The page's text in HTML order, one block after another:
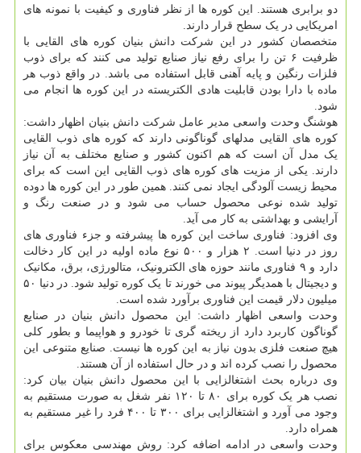
دو برابری هستند. این کوره ها از نظر فناوری و کیفیت با نمونه های
امریکایی در یک سطح قرار دارند.
متخصصان کشور در این شرکت دانش بنیان کوره های القایی با
ظرفیت ۶ تن را برای رفع نیاز صنایع تولید می کنند که برای ذوب
فلزات رنگین و پایه آهنی قابل استفاده می باشد. در واقع ذوب هر
ماده با دارا بودن قابلیت هادی الکتریسته در این کوره ها انجام می
شود.
هوشنگ وحدت واسعی مدیر عامل شرکت دانش بنیان اظهار داشت:
کوره های القایی مدلهای گوناگونی دارند که کوره های ذوب القایی
یک مدل آن است که هم اکنون کشور و صنایع مختلف به آن نیاز
دارند. یکی از مزیت های کوره های ذوب القایی این است که برای
محیط زیست آلودگی ایجاد نمی کنند. همین طور در این کوره ها دوده
تولید شده نوعی محصول حساب می شود و در صنعت رنگ و
آرایشی و بهداشتی به کار می آید.
وی افزود: فناوری ساخت این کوره ها پیشرفته و جزء فناوری های
روز در دنیا است. ۲ هزار و ۵۰۰ نوع ماده اولیه در این کار دخالت
دارد و ۹ فناوری مانند حوزه های الکترونیک، متالورژی، برق، مکانیک
و دیجیتال با همدیگر پیوند می خورند تا یک کوره تولید شود. در دنیا ۵۰
میلیون دلار قیمت این فناوری برآورد شده است.
وحدت واسعی اظهار داشت: این محصول دانش بنیان در صنایع
گوناگون کاربرد دارد از ریخته گری تا خودرو و هواپیما و بطور کلی
هیچ صنعت فلزی بدون نیاز به این کوره ها نیست. صنایع متنوعی این
محصول را نصب کرده اند و در حال استفاده از آن هستند.
وی درباره بحث اشتغالزایی با این محصول دانش بنیان بیان کرد:
نصب هر یک کوره برای ۸۰ تا ۱۲۰ نفر شغل به صورت مستقیم به
وجود می آورد و اشتغالزایی برای ۳۰۰ تا ۴۰۰ فرد را غیر مستقیم به
همراه دارد.
وحدت واسعی در ادامه اضافه کرد: روش مهندسی معکوس برای